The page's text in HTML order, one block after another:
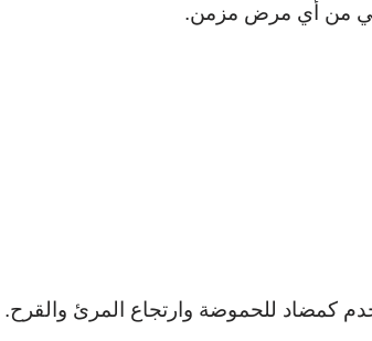
من أي مرض مزمن.
كمضاد للحموضة وارتجاع المرئ والقرح.